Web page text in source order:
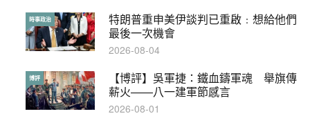
特朗普重申美伊談判已重啟﹕想給他們
最後一次機會
時事政治
2026-08-04
【博評】吳軍捷：鐵血鑄軍魂 舉旗傳
薪火——八一建軍節感言
博評
2026-08-01
本港保護兒童法例雜亂互相矛盾家長易
墮法網
特稿
2019-05-21
【輕百科】甚麼按摩院要領牌？顧客涉
及刑責嗎？
輕百科
2021-05-13